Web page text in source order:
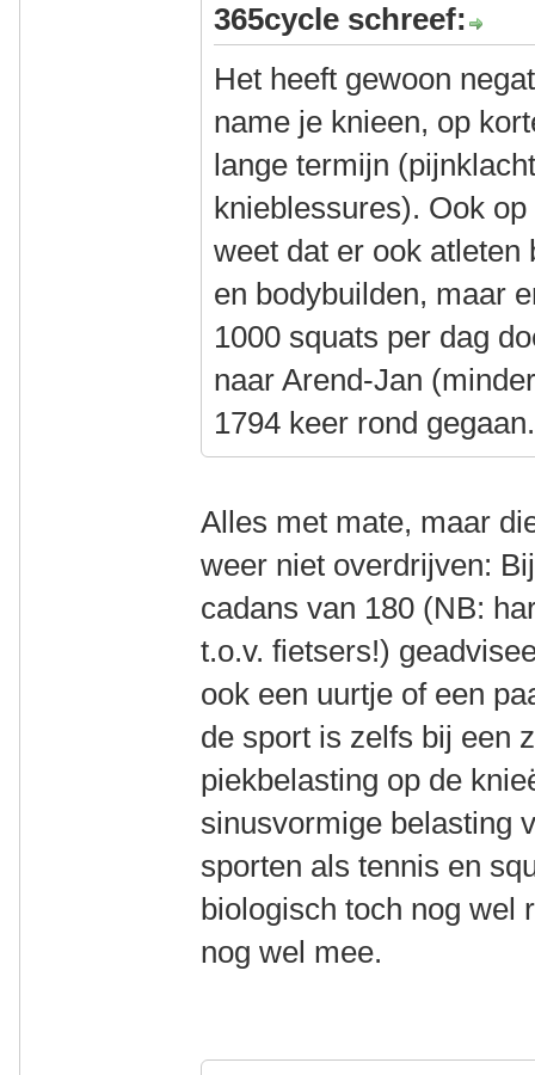
365cycle schreef:
Het heeft gewoon
name je knieen, op
lange termijn
knieblessures). Ook
weet dat er ook atleten
en bodybuilden, maar
1000 squats per dag
naar Arend-Jan
1794 keer rond gegaan.
Alles met mate, maar
weer niet overdrijven:
cadans van 180 (NB:
t.o.v. fietsers!)
ook een uurtje of een
de sport is zelfs bij een
piekbelasting op de
sinusvormige belasting
sporten als tennis en
biologisch toch nog wel
nog wel mee.